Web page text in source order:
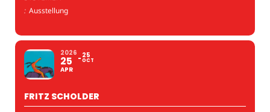
: Ausstellung
2026
25
APR
25
OCT
FRITZ SCHOLDER